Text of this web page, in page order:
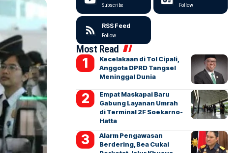
Subscribe Follow
RSS Feed
Follow
Most Read
Kecelakaan di Tol Cipali,
Anggota DPRD Tangsel
Meninggal Dunia
Empat Maskapai Baru
Gabung Layanan Umrah
di Terminal 2F Soekarno-
Hatta
Alarm Pengawasan
Berdering, Bea Cukai